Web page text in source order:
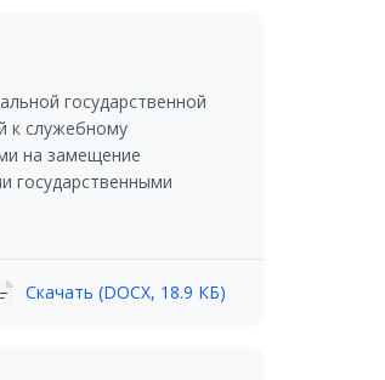
государственной
к служебному
на замещение
государственными
Скачать (DOCX, 18.9 КБ)